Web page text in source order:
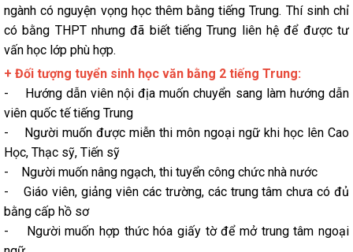
ngành có nguyện vọng học thêm bằng tiếng Trung. Thí sinh chỉ
có bằng THPT nhưng đã biết tiếng Trung liên hệ để được tư
vấn học lớp phù hợp.
+ Đối tượng tuyển sinh học văn bằng 2 tiếng Trung:
- Hướng dẫn viên nội địa muốn chuyển sang làm hướng dẫn
viên quốc tế tiếng Trung
- Người muốn được miễn thi môn ngoại ngữ khi học lên Cao
Học, Thạc sỹ, Tiến sỹ
- Người muốn nâng ngạch, thi tuyển công chức nhà nước
- Giáo viên, giảng viên các trường, các trung tâm chưa có đủ
bằng cấp hồ sơ
- Người muốn hợp thức hóa giấy tờ để mở trung tâm ngoại